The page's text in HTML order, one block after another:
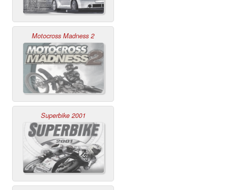
Motocross Madness 2
Superbike 2001